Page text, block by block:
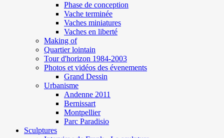
Phase de conception
Vache terminée
Vaches miniatures
Vaches en liberté
Making of
Quartier lointain
Tour d'horizon 1984-2003
Photos et vidéos des évenements
Grand Dessin
Urbanisme
Andenne 2011
Bernissart
Montpellier
Parc Paradisio
Sculptures